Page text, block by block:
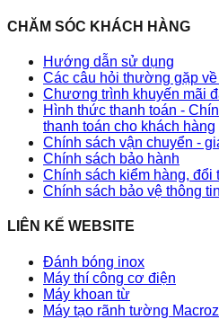
CHĂM SÓC KHÁCH HÀNG
Hướng dẫn sử dụng
Các câu hỏi thường gặp
Chương trình khuyến mãi
Hình thức thanh toán -
thanh toán cho khách hàng
Chính sách vận chuyển -
Chính sách bảo hành
Chính sách kiểm hàng, đổi
Chính sách bảo vệ thông
LIÊN KẾ WEBSITE
Đánh bóng inox
Máy thí công cơ điện
Máy khoan từ
Máy tạo rãnh tường